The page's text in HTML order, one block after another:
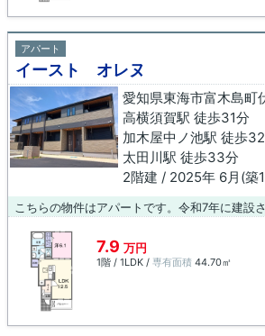
アパート
イースト オレヌ
愛知県東海市富木島町
高横須賀駅 徒歩31分
加木屋中ノ池駅 徒歩
太田川駅 徒歩33分
2階建 / 2025年 6月(築
7.9 万円
1階 / 1LDK / 専有面積 44.70㎡